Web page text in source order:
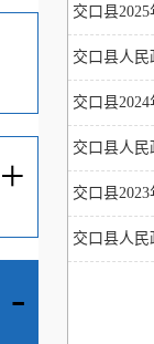
+
-
交口县
交口县人
交口县
交口县人
交口县
交口县人